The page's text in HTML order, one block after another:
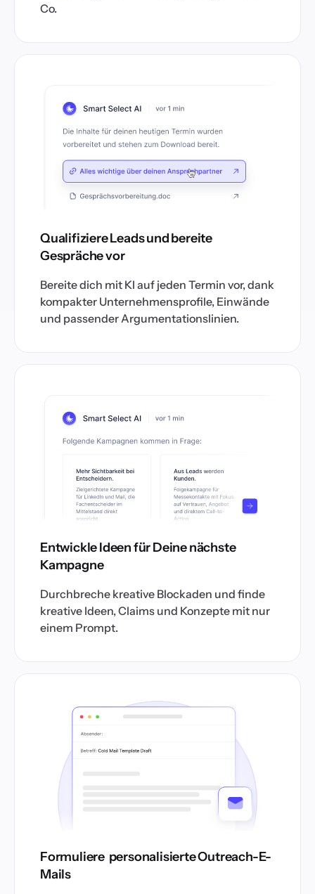
Co.
Qualifiziere Leads und bereite
Gespräche vor
Bereite dich mit KI auf jeden Termin vor, dank
kompakter Unternehmensprofile, Einwände
und passender Argumentationslinien.
Entwickle Ideen für Deine nächste
Kampagne
Durchbreche kreative Blockaden und finde
kreative Ideen, Claims und Konzepte mit nur
einem Prompt.
Formuliere personalisierte Outreach-E-
Mails